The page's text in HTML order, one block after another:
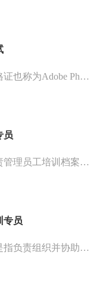
平面设计师资格证也称为Adobe Photoshop 国际认证，是Adobe公司CEO签发的权威国际认证体系，面向设计师、学生、教师及企业技能岗位的国际认证及培训体系。下面我们一起来看看看平面设计师怎么考。
员
培训专员是负责管理员工培训档案，协助拟定培训与发展计划，联系各类培训机构，组织各类培训并编写评估报告的一个岗位。它必须熟悉内部及外部培训组织作业流程，熟悉培训管理流程。下面是培训专员岗位介绍，供大家参考。
专员
人事培训专业是指负责组织并协助各部门进行招聘、培训和绩效考核，包括执行并完善员工入职、转正、异动、离职等相关政策及流程的一个岗位，下面是人事培训专员的介绍，供大家参考。